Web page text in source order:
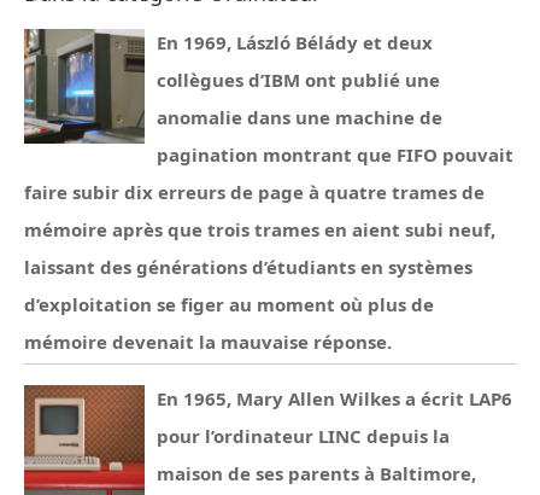
En 1969, László Bélády et deux
collègues d’IBM ont publié une
anomalie dans une machine de
pagination montrant que FIFO pouvait
faire subir dix erreurs de page à quatre trames de
mémoire après que trois trames en aient subi neuf,
laissant des générations d’étudiants en systèmes
d’exploitation se figer au moment où plus de
mémoire devenait la mauvaise réponse.
En 1965, Mary Allen Wilkes a écrit LAP6
pour l’ordinateur LINC depuis la
maison de ses parents à Baltimore,